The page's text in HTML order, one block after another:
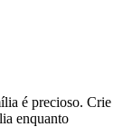
é precioso. Crie
enquanto